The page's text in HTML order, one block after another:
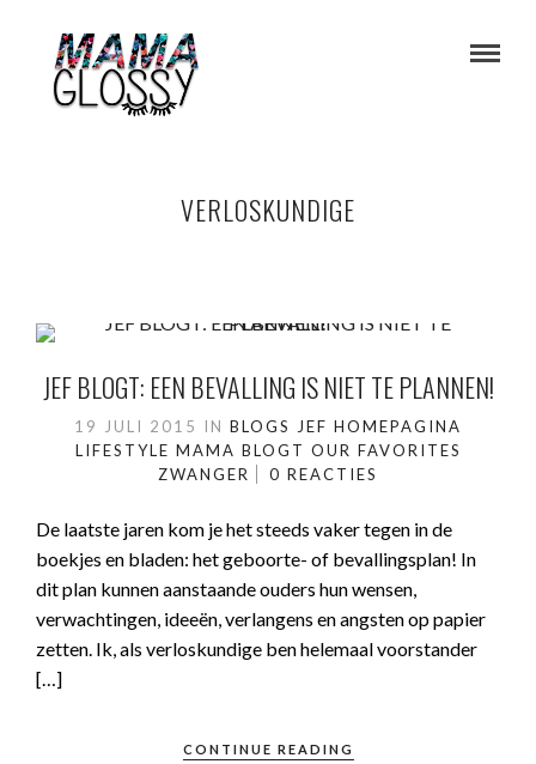
VERLOSKUNDIGE
JEF BLOGT: EEN BEVALLING IS NIET TE PLANNEN!
19 JULI 2015 IN BLOGS JEF HOMEPAGINA
LIFESTYLE MAMA BLOGT OUR FAVORITES
ZWANGER
0 REACTIES
De laatste jaren kom je het steeds vaker tegen in de
boekjes en bladen: het geboorte- of bevallingsplan! In
dit plan kunnen aanstaande ouders hun wensen,
verwachtingen, ideeën, verlangens en angsten op papier
zetten. Ik, als verloskundige ben helemaal voorstander
[…]
CONTINUE READING